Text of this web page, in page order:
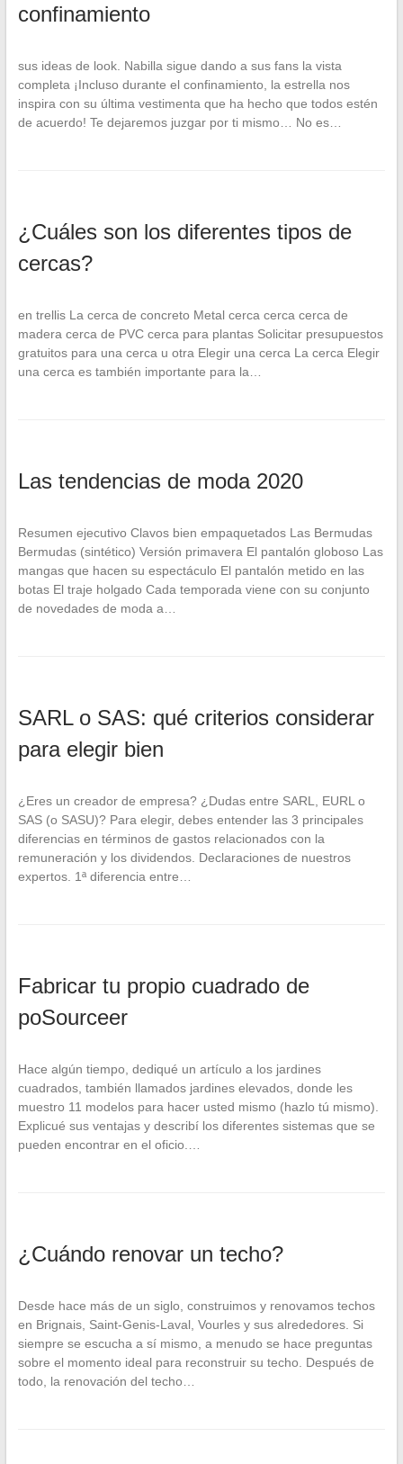
confinamiento
sus ideas de look. Nabilla sigue dando a sus fans la vista
completa ¡Incluso durante el confinamiento, la estrella nos
inspira con su última vestimenta que ha hecho que todos estén
de acuerdo! Te dejaremos juzgar por ti mismo… No es…
¿Cuáles son los diferentes tipos de
cercas?
en trellis La cerca de concreto Metal cerca cerca cerca de
madera cerca de PVC cerca para plantas Solicitar presupuestos
gratuitos para una cerca u otra Elegir una cerca La cerca Elegir
una cerca es también importante para la…
Las tendencias de moda 2020
Resumen ejecutivo Clavos bien empaquetados Las Bermudas
Bermudas (sintético) Versión primavera El pantalón globoso Las
mangas que hacen su espectáculo El pantalón metido en las
botas El traje holgado Cada temporada viene con su conjunto
de novedades de moda a…
SARL o SAS: qué criterios considerar
para elegir bien
¿Eres un creador de empresa? ¿Dudas entre SARL, EURL o
SAS (o SASU)? Para elegir, debes entender las 3 principales
diferencias en términos de gastos relacionados con la
remuneración y los dividendos. Declaraciones de nuestros
expertos. 1ª diferencia entre…
Fabricar tu propio cuadrado de
poSourceer
Hace algún tiempo, dediqué un artículo a los jardines
cuadrados, también llamados jardines elevados, donde les
muestro 11 modelos para hacer usted mismo (hazlo tú mismo).
Explicué sus ventajas y describí los diferentes sistemas que se
pueden encontrar en el oficio.…
¿Cuándo renovar un techo?
Desde hace más de un siglo, construimos y renovamos techos
en Brignais, Saint-Genis-Laval, Vourles y sus alrededores. Si
siempre se escucha a sí mismo, a menudo se hace preguntas
sobre el momento ideal para reconstruir su techo. Después de
todo, la renovación del techo…